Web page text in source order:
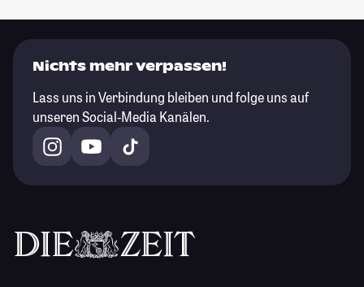
Nichts mehr verpassen!
Lass uns in Verbindung bleiben und folge uns auf
unseren Social-Media Kanälen.